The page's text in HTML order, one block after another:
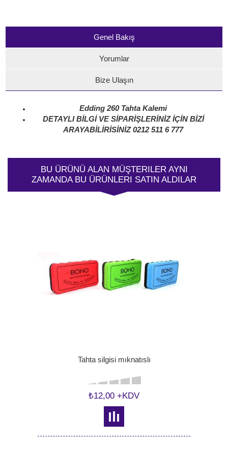
Genel Bakış
Yorumlar
Bize Ulaşın
Edding 260 Tahta Kalemi
DETAYLI BİLGİ VE SİPARİŞLERİNİZ İÇİN BİZİ
ARAYABİLİRİSİNİZ 0212 511 6 777
BU ÜRÜNÜ ALAN MÜŞTERILER AYNI
ZAMANDA BU ÜRÜNLERI SATIN ALDILAR
Tahta silgisi mıknatıslı
₺12,00 +KDV